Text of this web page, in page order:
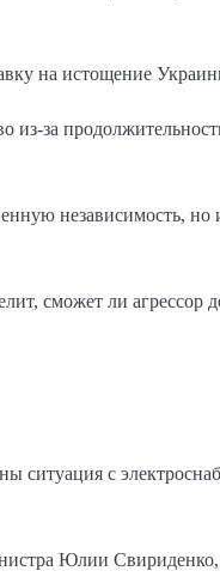
на истощение
из-за
независимость, но
сможет ли агрессор
ситуация с
Юлии Свириденко,